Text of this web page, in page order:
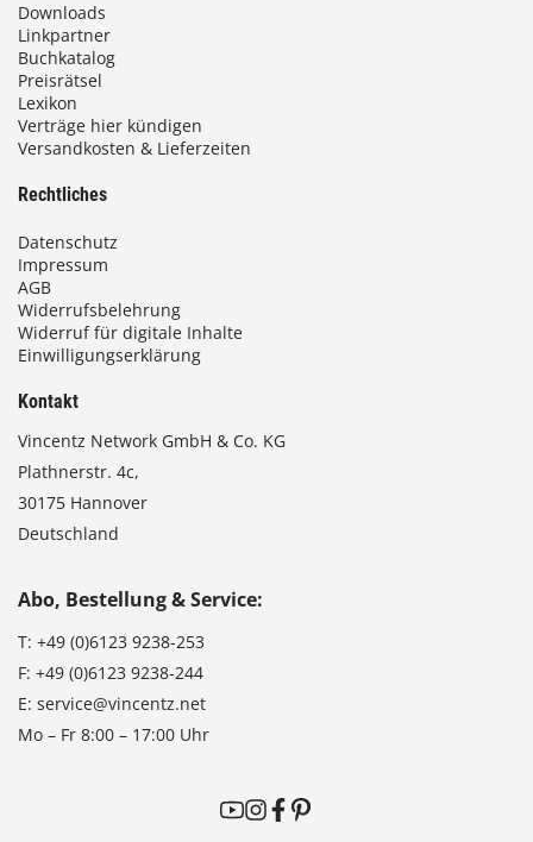
Downloads
Linkpartner
Buchkatalog
Preisrätsel
Lexikon
Verträge hier kündigen
Versandkosten & Lieferzeiten
Rechtliches
Datenschutz
Impressum
AGB
Widerrufsbelehrung
Widerruf für digitale Inhalte
Einwilligungserklärung
Kontakt
Vincentz Network GmbH & Co. KG
Plathnerstr. 4c,
30175 Hannover
Deutschland
Abo, Bestellung & Service:
T: +49 (0)6123 9238-253
F: +49 (0)6123 9238-244
E: service@vincentz.net
Mo – Fr 8:00 – 17:00 Uhr